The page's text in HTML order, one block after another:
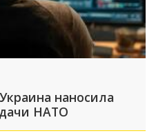
наносила
НАТО